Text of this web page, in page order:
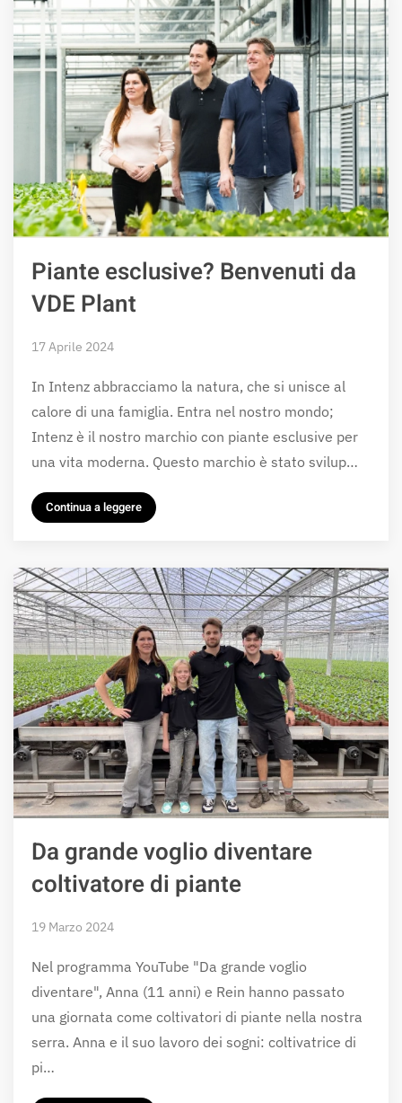
Piante esclusive? Benvenuti da
VDE Plant
17 Aprile 2024
In Intenz abbracciamo la natura, che si unisce al
calore di una famiglia. Entra nel nostro mondo;
Intenz è il nostro marchio con piante esclusive per
una vita moderna. Questo marchio è stato svilup…
Continua a leggere
Da grande voglio diventare
coltivatore di piante
19 Marzo 2024
Nel programma YouTube "Da grande voglio
diventare", Anna (11 anni) e Rein hanno passato
una giornata come coltivatori di piante nella nostra
serra. Anna e il suo lavoro dei sogni: coltivatrice di
pi…